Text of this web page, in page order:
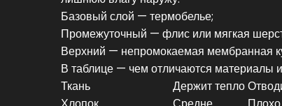
Базовый слой — термобелье;
Промежуточный — флис или мягкая
Верхний — непромокаемая мембранная
В таблице — чем отличаются материалы
Ткань
Держит тепло